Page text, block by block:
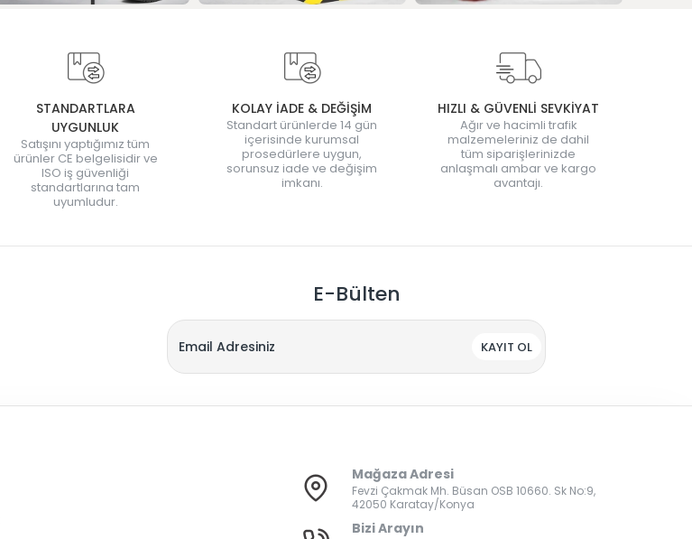
STANDARTLARA
UYGUNLUK
Satışını yaptığımız tüm
ürünler CE belgelisidir ve
ISO iş güvenliği
standartlarına tam
uyumludur.
KOLAY İADE & DEĞİŞİM
Standart ürünlerde 14 gün
içerisinde kurumsal
prosedürlere uygun,
sorunsuz iade ve değişim
imkanı.
HIZLI & GÜVENLİ SEVKİYAT
Ağır ve hacimli trafik
malzemeleriniz de dahil
tüm siparişlerinizde
anlaşmalı ambar ve kargo
avantajı.
E-Bülten
KAYIT OL
Mağaza Adresi
Fevzi Çakmak Mh. Büsan OSB 10660. Sk No:9,
42050 Karatay/Konya
Bizi Arayın